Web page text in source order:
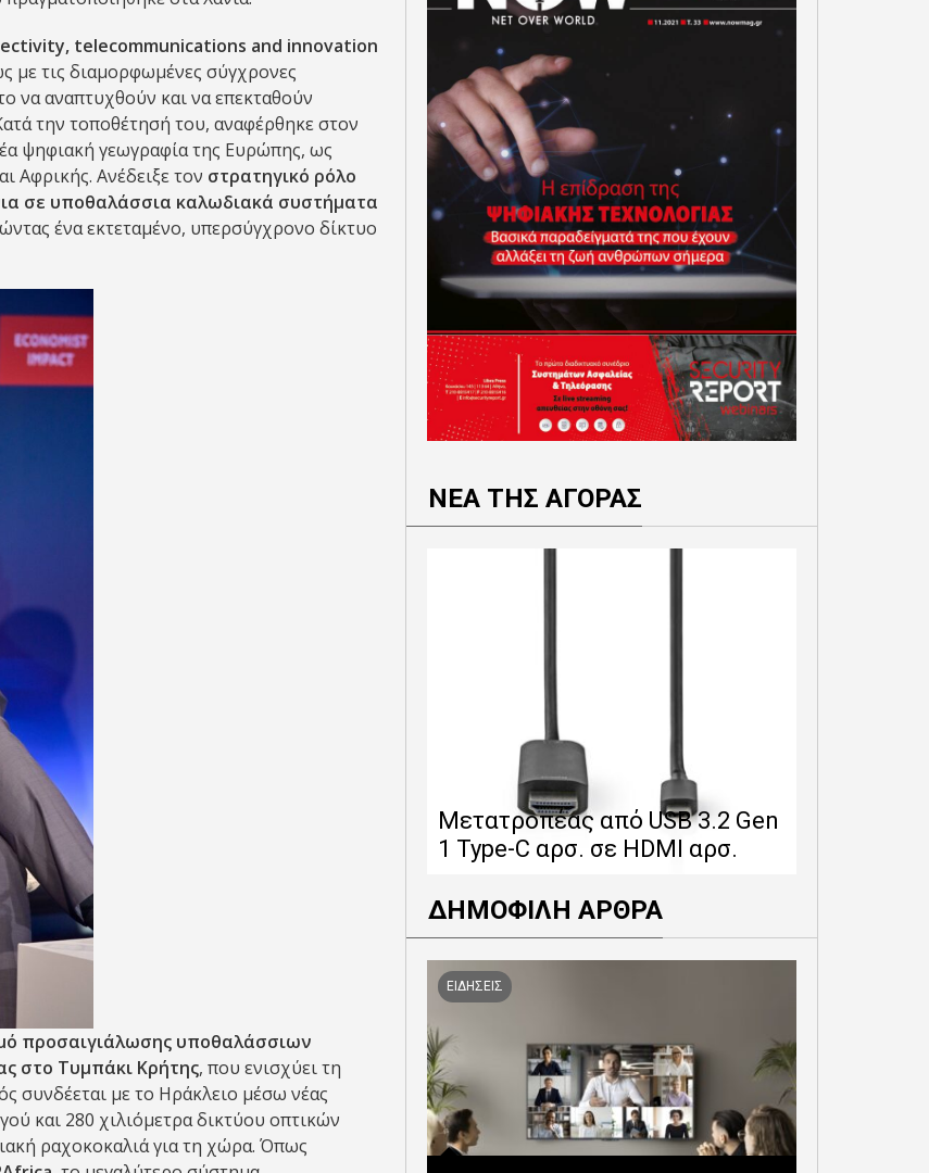
telecommunications and innovation
με τις διαμορφωμένες σύγχρονες
να αναπτυχθούν και να επεκταθούν
την τοποθέτησή του, αναφέρθηκε στον
ψηφιακή γεωγραφία της Ευρώπης, ως
Αφρικής. Ανέδειξε τον στρατηγικό ρόλο
σε υποθαλάσσια καλωδιακά συστήματα
ένα εκτεταμένο, υπερσύγχρονο δίκτυο
προσαιγιάλωσης υποθαλάσσιων
στο Τυμπάκι Κρήτης, που ενισχύει τη
συνδέεται με το Ηράκλειο μέσω νέας
και 280 χιλιόμετρα δικτύου οπτικών
ραχοκοκαλιά για τη χώρα. Όπως
ΝΕΑ ΤΗΣ ΑΓΟΡΑΣ
Μετατροπέας από USB 3.2 Gen
1 Type-C αρσ. σε HDMI αρσ.
ΔΗΜΟΦΙΛΗ ΑΡΘΡΑ
ΕΙΔΗΣΕΙΣ